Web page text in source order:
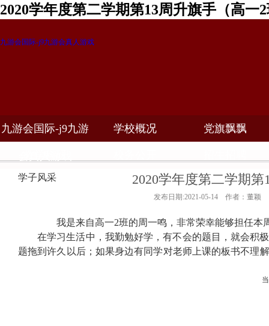
2020学年度第二学期第13周升旗手（高一
九游会国际-j9九游会真人游戏
九游会国际-j9九游 学校概况 党旗飘飘
学子风采 2020学年度第二学期
发布日期:2021-05-14 作者：董颖
我是来自高一2班的周一鸣，非常荣幸能够担任本
在学习生活中，我勤勉好学，有不会的题目，就会积
题拖到许久以后；如果身边有同学对老师上课的板书不理